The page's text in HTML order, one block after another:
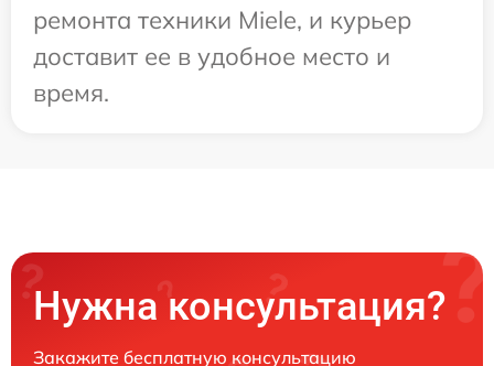
ремонта техники Miele, и курьер
доставит ее в удобное место и
время.
Нужна консультация?
Закажите бесплатную консультацию